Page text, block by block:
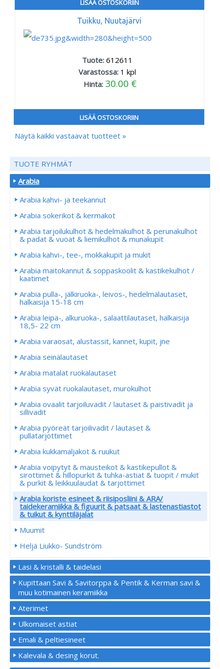
LISÄÄ OSTOSKORIIN
Tuikku, Nuutajärvi
Tuote: 612611
Varastossa: 1 kpl
Hinta: 30.00 €
LISÄÄ OSTOSKORIIN
Näytä kaikki vastaavat tuotteet »
TUOTE RYHMÄT
Arabia
Arabia kahvi- ja teekannut
Arabia sokerikot & kermakot
Arabia tarjoilukulhot & hedelmäkulhot & perunakulhot
& padat & vuoat & liemikulhot & munakupit
Arabia kahvi-, tee-, mokkakupit ja mukit
Arabia maitokannut & soppaskoolit & kastikekulhot /
kaatimet
Arabia pulla-, jälkiruoka-, leivos-, hedelmälautaset,
halkaisija 15-18 cm
Arabia leipä-, alkuruoka-, salaattilautaset, halkaisija
18,5- 22 cm
Arabia varaosat, alustassit, kannet, kupit, jne
Arabia seinälautaset
Arabia matalat ruokalautaset
Arabia syvät ruokalautaset, murokulhot
Arabia ovaalit tarjoiluvadit / lautaset & paistivadit ja
sillivadit
Arabia pyöreät tarjoilivadit / lautaset &
pullatarjottimet
Arabia kukkamaljakot & ruukut
Arabia voipytyt & mausteikot & kastikepullot &
sirottimet & hillopurkit & tuhka-astiat & tuopit / mukit
& purkit & leikkuulaudat & tarjottimet
Arabia koriste esineet & riisiposliini & ARA/
taidekeramiikka & figuurit & patsaat & lastenastiastot
& tuikut & kynttiläjalat
Muumit
Heljä Liukko- Sundström
Lasi & kristalli & taidelasi
Kupittaan Savi & Savitorppa & Pentik & Kerman savi &
muu kotimainen keramiikka
Aterimet
Ulkomaiset astiat
Emali & peltiesineet
Kalevala & desing korut.